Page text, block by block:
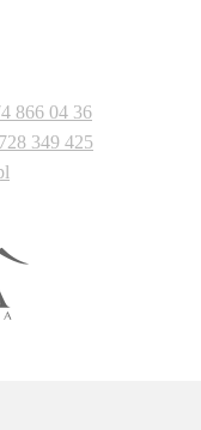
866 04 36
349 425